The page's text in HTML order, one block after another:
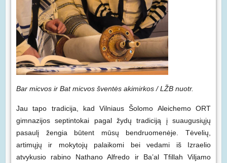
Bar micvos ir Bat micvos šventės akimirkos / LŽB nuotr.
Jau tapo tradicija, kad Vilniaus Šolomo Aleichemo ORT
gimnazijos septintokai pagal žydų tradiciją į suaugusiųjų
pasaulį žengia būtent mūsų bendruomenėje. Tėvelių,
artimųjų ir mokytojų palaikomi bei vedami iš Izraelio
atvykusio rabino Nathano Alfredo ir Ba’al Tfillah Viljamo